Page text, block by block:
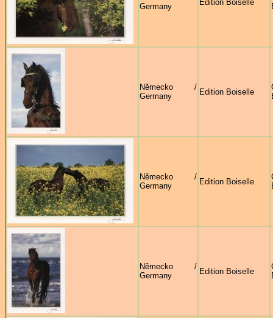
Germany
Edition Boiselle
Německo /
Germany
Edition Boiselle
Německo /
Germany
Edition Boiselle
Německo /
Germany
Edition Boiselle